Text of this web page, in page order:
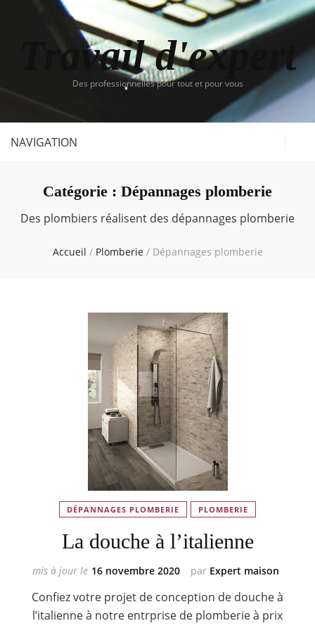
Travail d'expert
Des professionnelles pour tout et pour vous
NAVIGATION
Catégorie : Dépannages plomberie
Des plombiers réalisent des dépannages plomberie
Accueil / Plomberie / Dépannages plomberie
DÉPANNAGES PLOMBERIE PLOMBERIE
La douche à l’italienne
par Expert maison
mis à jour le 16 novembre 2020
Confiez votre projet de conception de douche à
l’italienne à notre entrprise de plomberie à prix